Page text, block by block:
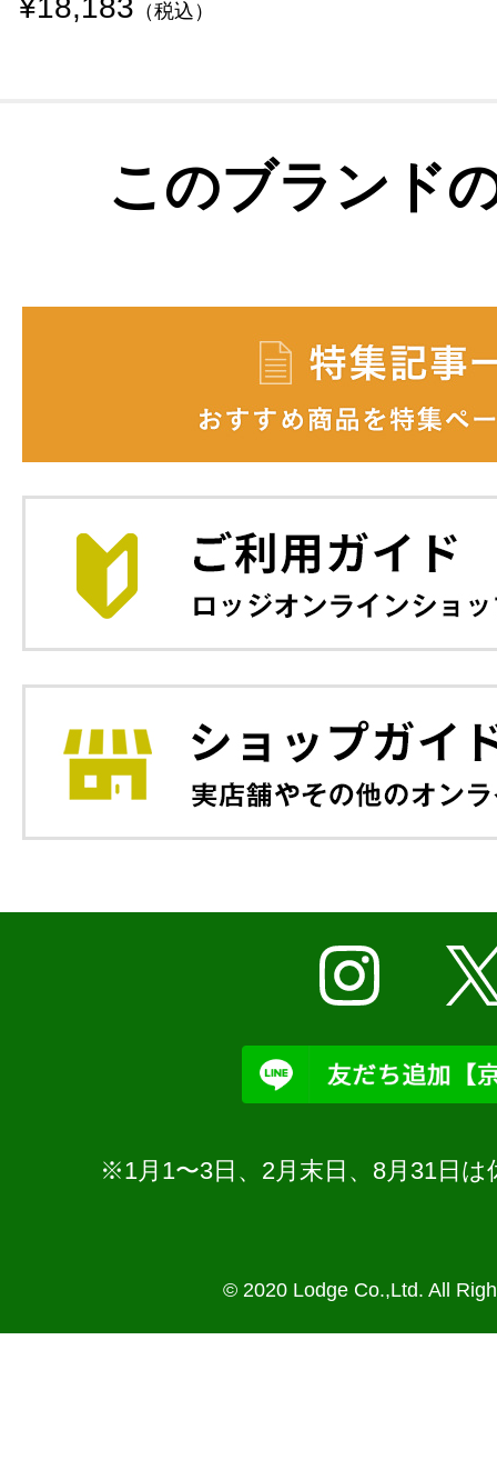
¥18,183 （税込）
このブランド
※1月1〜3日、2月末日、8月31日
© 2020 Lodge Co.,Ltd. All